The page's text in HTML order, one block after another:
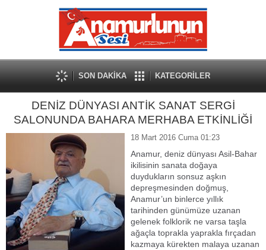
SON DAKİKA KATEGORİLER
DENİZ DÜNYASI ANTİK SANAT SERGİ
SALONUNDA BAHARA MERHABA ETKİNLİĞİ
18 Mart 2016 Cuma 01:23
Anamur, deniz dünyası Asil-Bahar
ikilisinin sanata doğaya
duydukların sonsuz aşkın
depreşmesinden doğmuş,
Anamur’un binlerce yıllık
tarihinden günümüze uzanan
gelenek folklorik ne varsa taşla
ağaçla toprakla yaprakla fırçadan
kazmaya kürekten malaya uzanan